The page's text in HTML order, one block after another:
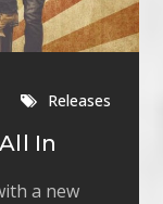
Releases
In
a new